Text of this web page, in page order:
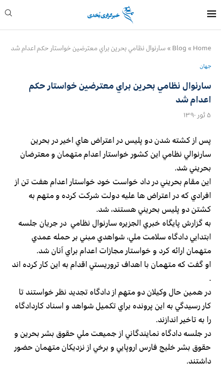
Home
»
Blog
» سارنوال نظامي بحرين براي معترضين خواستار حكم اعدام شد
جهان
سارنوال نظامي بحرين براي معترضين خواستار حكم
اعدام شد
۵ ثور ۱۳۹۰
پس از كشته شدن دو پليس در اعتراض هاي اخير در بحرين
سارنوالي نظامي اين كشور خواستار اعدام متهمان و معترضان
بحريني شد.
اين مقام بحريني در داد خواست خود خواستار اعدام هفت تن از
افرادي كه در اعتراض ها عليه دولت شركت كرده و متهم به
كشتن دو پليس بحريني هستند، شد.
به گزارش پايگاه خبري الجزيره سارنوال نظامي در جريان جلسه
ابتدايي دادگاه سلامت ملي، شواهدي مبني بر حمله عمدي
متهمان ارائه كرد و خواستار مجازات اعدام براي آنان شد.
او گفت كه متهمان با اهداف تروريستي اقدام به اين كار كرده اند
.
در همين حال وكيلان دو متهم از دادگاه تجديد نظر خواستند تا
كار رسيدگي به اين پرونده براي تكميل شواهد و اسناد كاردادگاه
را به تاخير اندازند.
در جلسه دادگاه نمايندگاني از جميعت ملي حقوق بشر بحرين و
حقوق بشر خليج فارس اروپايي و برخي از نزديكان متهمان حضور
داشتند.